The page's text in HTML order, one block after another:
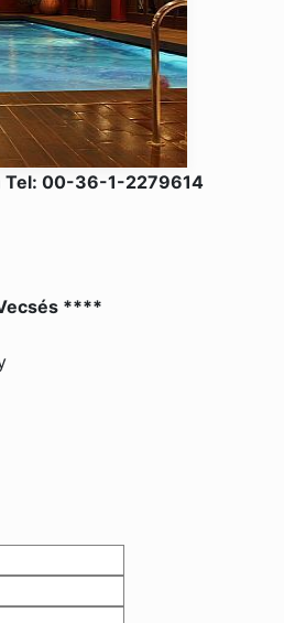
Tel: 00-36-1-2279614
****